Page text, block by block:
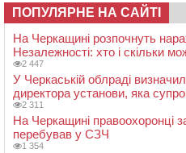
ПОПУЛЯРНЕ НА САЙТІ
На Черкащині розпочнуть
Незалежності: хто і скільки
2 447
У Черкаській облраді
директора установи, яка
2 311
На Черкащині правоохоронці
перебував у СЗЧ
1 354